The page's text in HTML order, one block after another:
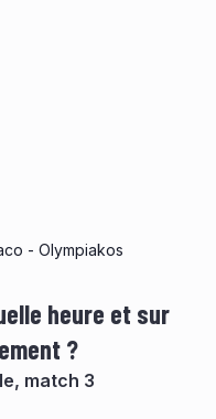
- Olympiakos
heure et sur
?
match 3